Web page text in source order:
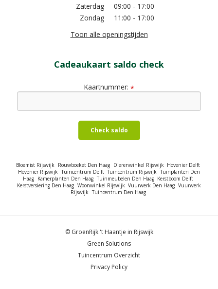
Zaterdag
09:00 - 17:00
Zondag
11:00 - 17:00
Toon alle openingstijden
Cadeaukaart saldo check
Kaartnummer: *
Check saldo
Bloemist Rijswijk Rouwboeket Den Haag Dierenwinkel Rijswijk Hovenier Delft
Hovenier Rijswijk Tuincentrum Delft Tuincentrum Rijswijk Tuinplanten Den
Haag Kamerplanten Den Haag Tuinmeubelen Den Haag Kerstboom Delft
Kerstversiering Den Haag Woonwinkel Rijswijk Vuurwerk Den Haag Vuurwerk
Rijswijk Tuincentrum Den Haag
© GroenRijk 't Haantje in Rijswijk
Green Solutions
Tuincentrum Overzicht
Privacy Policy